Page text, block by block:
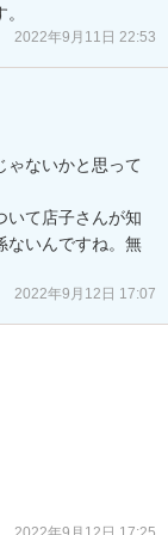
2022年9月11日 22:53
ゃないかと思って
いて店子さんが知
ないんですね。無
2022年9月12日 17:07